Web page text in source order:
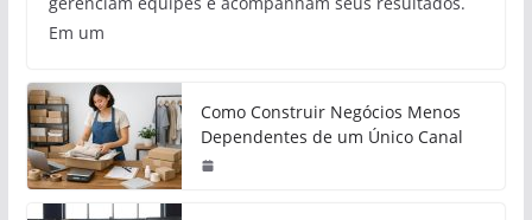
Em um
Como Construir Negócios Menos
Dependentes de um Único Canal